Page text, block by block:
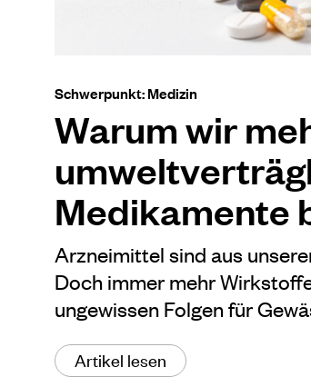
Schwerpunkt: Medizin
Warum wir
Medikamente
Arzneimittel sind aus
Doch immer mehr
ungewissen Folgen für
Artikel lesen